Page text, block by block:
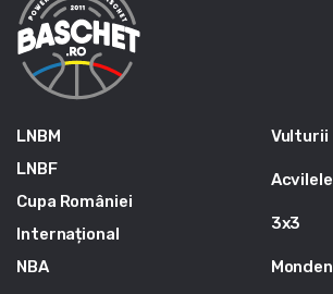
LNBM
LNBF
Cupa României
Internațional
NBA
Vulturii
Acvilele
3x3
Monden